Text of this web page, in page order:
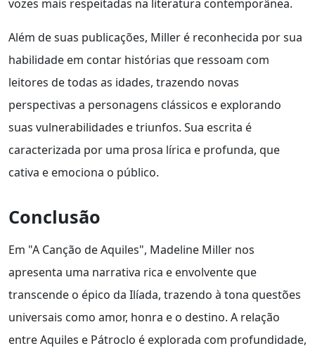
vozes mais respeitadas na literatura contemporânea.
Além de suas publicações, Miller é reconhecida por sua
habilidade em contar histórias que ressoam com
leitores de todas as idades, trazendo novas
perspectivas a personagens clássicos e explorando
suas vulnerabilidades e triunfos. Sua escrita é
caracterizada por uma prosa lírica e profunda, que
cativa e emociona o público.
Conclusão
Em "A Canção de Aquiles", Madeline Miller nos
apresenta uma narrativa rica e envolvente que
transcende o épico da Ilíada, trazendo à tona questões
universais como amor, honra e o destino. A relação
entre Aquiles e Pátroclo é explorada com profundidade,